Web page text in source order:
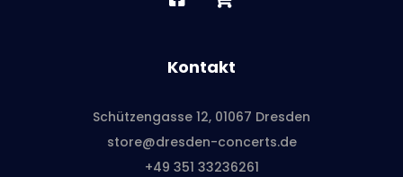
Kontakt
Schützengasse 12, 01067 Dresden
store@dresden-concerts.de
+49 351 33236261